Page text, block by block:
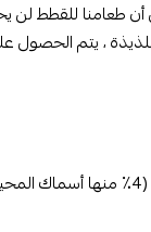
أن طعامنا للقطط
، يتم الحصول